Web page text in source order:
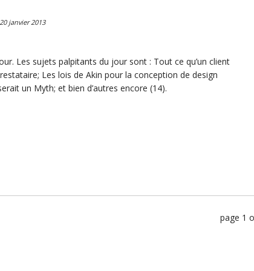
20 janvier 2013
Les sujets palpitants du jour sont : Tout ce qu’un client
Les lois de Akin pour la conception de design
un Myth; et bien d’autres encore (14).
page 1